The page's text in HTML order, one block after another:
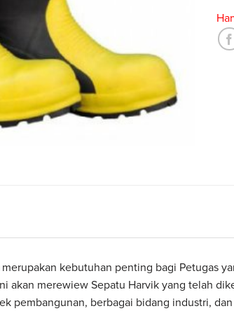
kebutuhan penting bagi Petugas
akan merewiew Sepatu Harvik yang telah
pembangunan, berbagai bidang industri,